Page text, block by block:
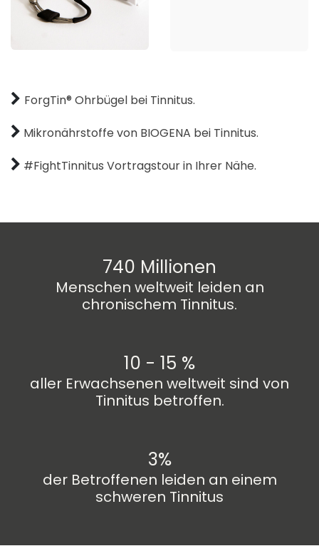
ForgTin® Ohrbügel bei Tinnitus.
Mikronährstoffe von BIOGENA bei Tinnitus.
#FightTinnitus Vortragstour in Ihrer Nähe.
740 Millionen
Menschen weltweit leiden an
chronischem Tinnitus.
10 - 15 %
aller Erwachsenen weltweit sind von
Tinnitus betroffen.
3%
der Betroffenen leiden an einem
schweren Tinnitus